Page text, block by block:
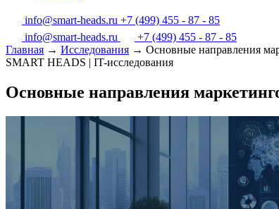
info@smart-heads.ru +7 (499) 455 - 87 - 85
info@smart-heads.ru
+7 (499) 455 - 87 - 85
Главная → Исследования → Основные направления
SMART HEADS | IT-исследования
Основные направления